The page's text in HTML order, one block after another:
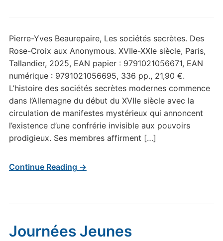
Pierre-Yves Beaurepaire, Les sociétés secrètes. Des
Rose-Croix aux Anonymous. XVIIe-XXIe siècle, Paris,
Tallandier, 2025, EAN papier : 9791021056671, EAN
numérique : 9791021056695, 336 pp., 21,90 €.
L’histoire des sociétés secrètes modernes commence
dans l’Allemagne du début du XVIIe siècle avec la
circulation de manifestes mystérieux qui annoncent
l’existence d’une confrérie invisible aux pouvoirs
prodigieux. Ses membres affirment […]
Continue Reading →
Journées Jeunes